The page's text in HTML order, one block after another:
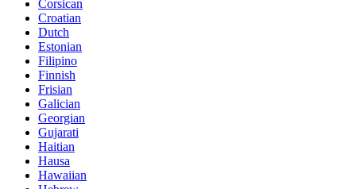
Corsican
Croatian
Dutch
Estonian
Filipino
Finnish
Frisian
Galician
Georgian
Gujarati
Haitian
Hausa
Hawaiian